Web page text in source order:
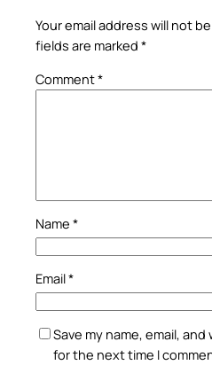
Your email address will not
fields are marked *
Comment*
Name *
Email*
Save my name, email,
for the next time I